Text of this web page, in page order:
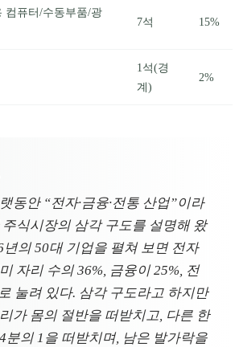
컴퓨터/수동부품/광
7석 15%
1석(경
계)
2%
동안 “전자·금융·전통 산업”이라
식시장의 삼각 구도를 설명해 왔
년의 50대 기업을 펼쳐 보면 전자
자리 수의 36%, 금융이 25%, 전
눌려 있다. 삼각 구도라고 하지만
가 몸의 절반을 떠받치고, 다른 한
분의 1을 떠받치며, 남은 발가락을